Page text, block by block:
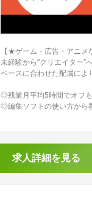
【★ゲーム・広告・アニメ
未経験から"クリエイター”
ペースに合わせた配属によ
◎残業月平均5時間でオフ
◎編集ソフトの使い方から
求人詳細を見る